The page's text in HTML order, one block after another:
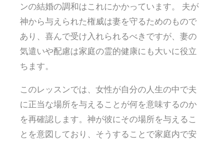
ンの結婚の調和はこれにかかっています。 夫が
神から与えられた権威は妻を守るためのもので
あり、喜んで受け入れられるべきですが、妻の
気遣いや配慮は家庭の霊的健康にも大いに役立
ちます。
このレッスンでは、女性が自分の人生の中で夫
に正当な場所を与えることが何を意味するのか
を再確認します。神が彼にその場所を与えるこ
とを意図しており、そうすることで家庭内で安